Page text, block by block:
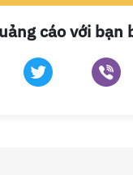
cáo với bạn